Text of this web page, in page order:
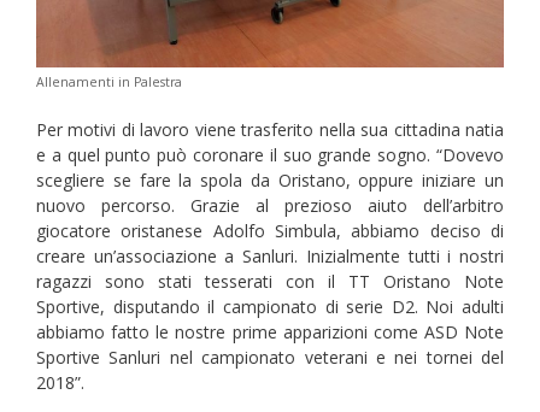
Allenamenti in Palestra
Per motivi di lavoro viene trasferito nella sua cittadina natia
e a quel punto può coronare il suo grande sogno. “Dovevo
scegliere se fare la spola da Oristano, oppure iniziare un
nuovo percorso. Grazie al prezioso aiuto dell’arbitro
giocatore oristanese Adolfo Simbula, abbiamo deciso di
creare un’associazione a Sanluri. Inizialmente tutti i nostri
ragazzi sono stati tesserati con il TT Oristano Note
Sportive, disputando il campionato di serie D2. Noi adulti
abbiamo fatto le nostre prime apparizioni come ASD Note
Sportive Sanluri nel campionato veterani e nei tornei del
2018”.